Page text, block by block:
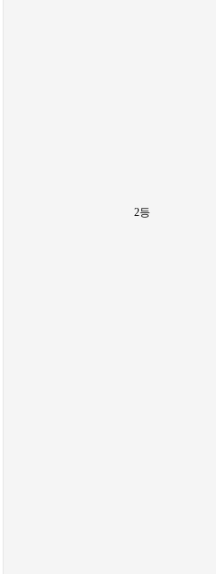
2등